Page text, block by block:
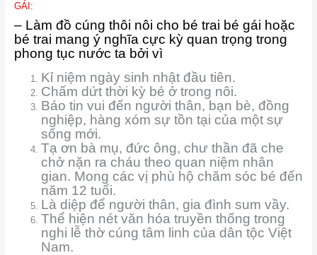
GÁI:
– Làm đồ cúng thôi nôi cho bé trai bé gái hoặc
bé trai mang ý nghĩa cực kỳ quan trọng trong
phong tục nước ta bởi vì
Kỉ niệm ngày sinh nhật đầu tiên.
Chấm dứt thời kỳ bé ở trong nôi.
Báo tin vui đến người thân, bạn bè, đồng
nghiệp, hàng xóm sự tồn tại của một sự
sống mới.
Tạ ơn bà mụ, đức ông, chư thần đã che
chở nặn ra cháu theo quan niệm nhân
gian. Mong các vị phù hộ chăm sóc bé đến
năm 12 tuổi.
Là diệp để người thân, gia đình sum vầy.
Thể hiện nét văn hóa truyền thống trong
nghi lễ thờ cúng tâm linh của dân tộc Việt
Nam.